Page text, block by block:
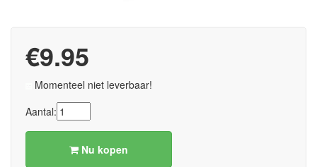
€9.95
Momenteel niet leverbaar!
Aantal:
Nu kopen